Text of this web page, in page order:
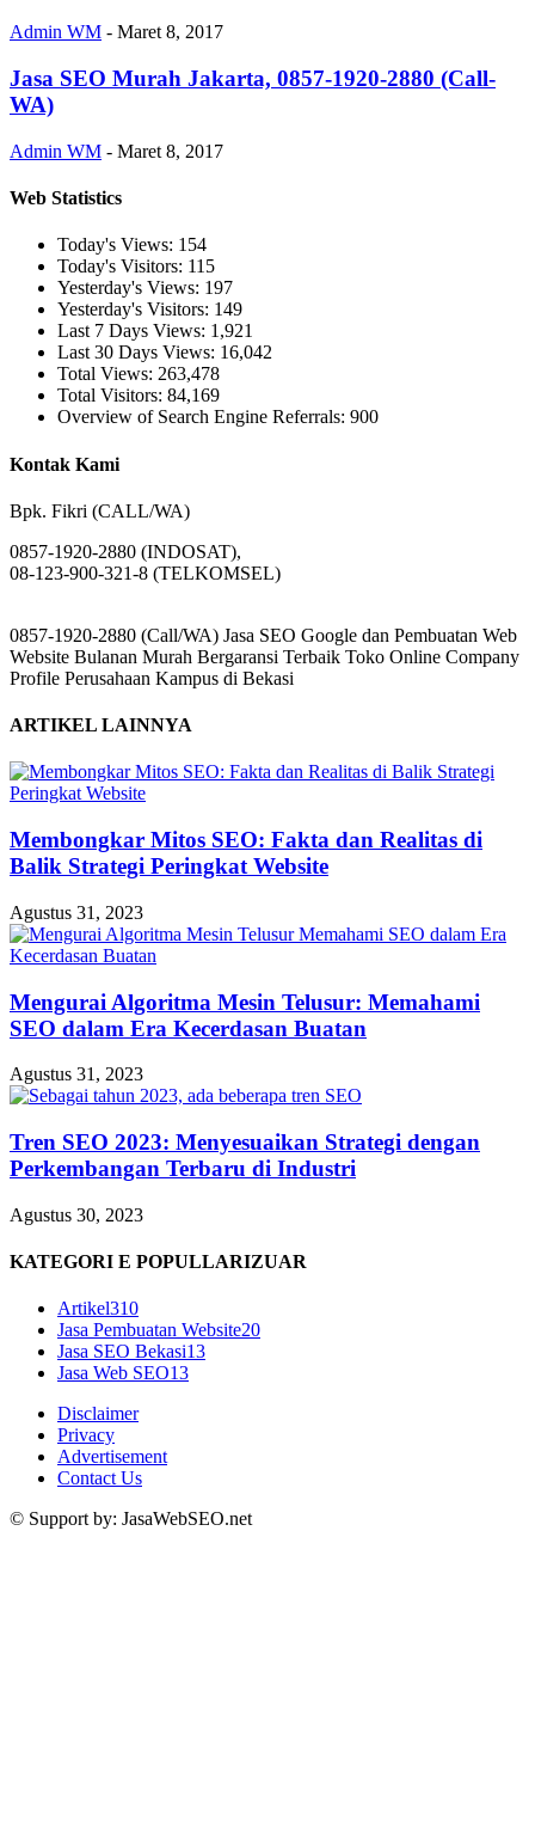
Admin WM - Maret 8, 2017
Jasa SEO Murah Jakarta, 0857-1920-2880 (Call-
WA)
Admin WM - Maret 8, 2017
Web Statistics
Today's Views: 154
Today's Visitors: 115
Yesterday's Views: 197
Yesterday's Visitors: 149
Last 7 Days Views: 1,921
Last 30 Days Views: 16,042
Total Views: 263,478
Total Visitors: 84,169
Overview of Search Engine Referrals: 900
Kontak Kami
Bpk. Fikri (CALL/WA)
0857-1920-2880 (INDOSAT),
08-123-900-321-8 (TELKOMSEL)
0857-1920-2880 (Call/WA) Jasa SEO Google dan Pembuatan Web
Website Bulanan Murah Bergaransi Terbaik Toko Online Company
Profile Perusahaan Kampus di Bekasi
ARTIKEL LAINNYA
Membongkar Mitos SEO: Fakta dan Realitas di
Balik Strategi Peringkat Website
Agustus 31, 2023
Mengurai Algoritma Mesin Telusur: Memahami
SEO dalam Era Kecerdasan Buatan
Agustus 31, 2023
Tren SEO 2023: Menyesuaikan Strategi dengan
Perkembangan Terbaru di Industri
Agustus 30, 2023
KATEGORI E POPULLARIZUAR
Artikel310
Jasa Pembuatan Website20
Jasa SEO Bekasi13
Jasa Web SEO13
Disclaimer
Privacy
Advertisement
Contact Us
© Support by: JasaWebSEO.net